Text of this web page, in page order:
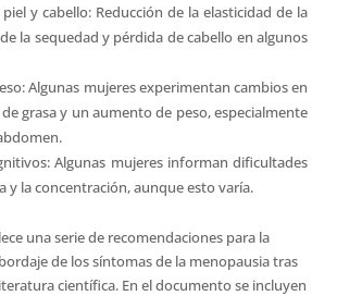
y cabello: Reducción de la elasticidad de la
la sequedad y pérdida de cabello en algunos
Algunas mujeres experimentan cambios en
grasa y un aumento de peso, especialmente
Algunas mujeres informan dificultades
y la concentración, aunque esto varía.
una serie de recomendaciones para la
de los síntomas de la menopausia tras
científica. En el documento se incluyen